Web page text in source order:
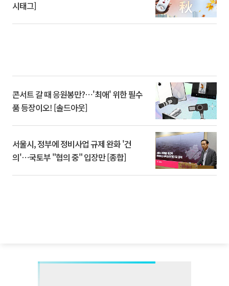
시태그]
콘서트 갈 때 응원봉만?⋯'최애' 위한 필수
품 등장이오! [솔드아웃]
서울시, 정부에 정비사업 규제 완화 '건
의'⋯국토부 "협의 중" 입장만 [종합]